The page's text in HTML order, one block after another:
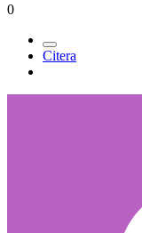
0
Citera